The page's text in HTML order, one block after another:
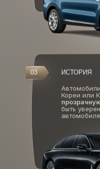
ИСТОРИЯ
Кореи или
быть
автомобиля
03